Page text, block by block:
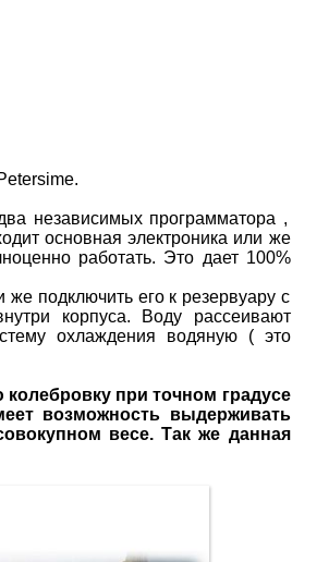
независимых программатора ,
основная электроника или же
работать. Это дает 100%
подключить его к резервуару с
корпуса. Воду рассеивают
охлаждения водяную ( это
при точном градусе
возможность выдерживать
весе. Так же данная